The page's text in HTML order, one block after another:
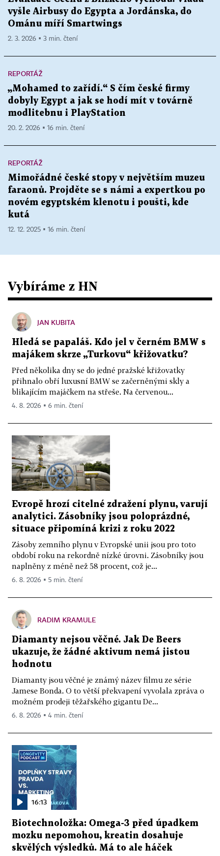
vyšle Airbusy do Egypta a Jordánska, do
Ománu míří Smartwings
2. 3. 2026 ▪ 3 min. čtení
REPORTÁŽ
„Mohamed to zařídí.“ S čím české firmy
dobyly Egypt a jak se hodí mít v továrně
modlitebnu i PlayStation
20. 2. 2026 ▪ 16 min. čtení
REPORTÁŽ
Mimořádné české stopy v největším muzeu
faraonů. Projděte se s námi a expertkou po
novém egyptském klenotu i poušti, kde
kutá
12. 12. 2025 ▪ 16 min. čtení
Vybíráme z HN
JAN KUBITA
Hledá se papaláš. Kdo jel v černém BMW s
majákem skrze „Turkovu“ křižovatku?
Před několika dny se do jedné pražské křižovatky
přihnalo obří luxusní BMW se začerněnými skly a
blikajícím majáčkem na střeše. Na červenou...
4. 8. 2026 ▪ 6 min. čtení
Evropě hrozí citelné zdražení plynu, varují
analytici. Zásobníky jsou poloprázdné,
situace připomíná krizi z roku 2022
Zásoby zemního plynu v Evropské unii jsou pro toto
období roku na rekordně nízké úrovni. Zásobníky jsou
naplněny z méně než 58 procent, což je...
6. 8. 2026 ▪ 5 min. čtení
RADIM KRAMULE
Diamanty nejsou věčné. Jak De Beers
ukazuje, že žádné aktivum nemá jistou
hodnotu
Diamanty jsou věčné je známý název filmu ze série
Jamese Bonda. O to větší překvapení vyvolala zpráva o
možném prodeji těžařského gigantu De...
6. 8. 2026 ▪ 4 min. čtení
16:13
Biotechnoložka: Omega-3 před úpadkem
mozku nepomohou, kreatin dosahuje
skvělých výsledků. Má to ale háček